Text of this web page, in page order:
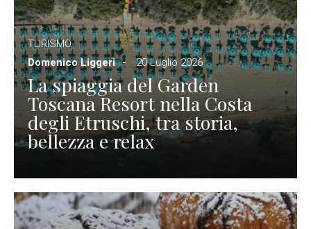
TURISMO
Domenico Liggeri
20 Luglio 2026
La spiaggia del Garden
Toscana Resort nella Costa
degli Etruschi, tra storia,
bellezza e relax